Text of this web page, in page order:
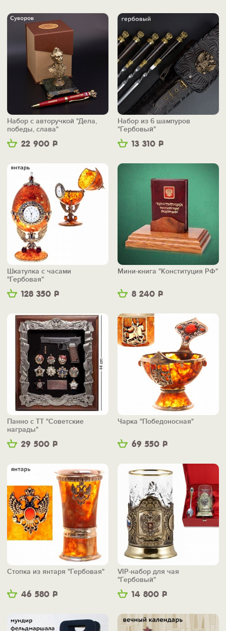
22 900 Р
Набор с авторучкой "Дела,
победы, слава"
13 310 Р
Набор из 6 шампуров
"Гербовый"
128 350 Р
Шкатулка с часами
"Гербовая"
8 240 Р
Мини-книга "Конституция РФ"
29 500 Р
Панно с ТТ "Советские
награды"
69 550 Р
Чарка "Победоносная"
46 580 Р
Стопка из янтаря "Гербовая"
14 800 Р
VIP-набор для чая
"Гербовый"